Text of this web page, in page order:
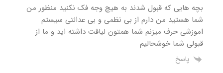
بچه هایی که قبول شدند به هیچ وجه فک نکنید منظور من
شما هستید من دارم از بی نظمی و بی عدالتی سیستم
اموزشی حرف میزنم شما همتون لیاقت داشته اید و ما از
قبولی شما خوشحالیم
پاسخ